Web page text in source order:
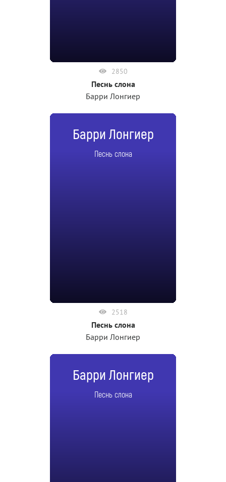
2850
Песнь слона
Барри Лонгиер
Барри Лонгиер
Песнь слона
2518
Песнь слона
Барри Лонгиер
Барри Лонгиер
Песнь слона